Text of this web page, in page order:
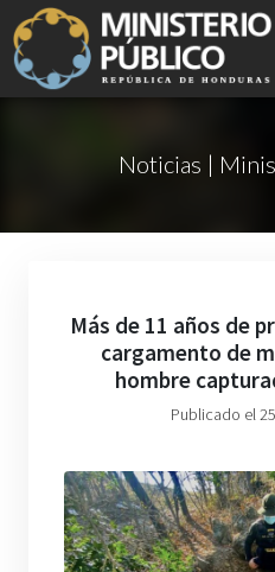
Noticias |
Más de 11 años de
cargamento de
hombre
Publicado el